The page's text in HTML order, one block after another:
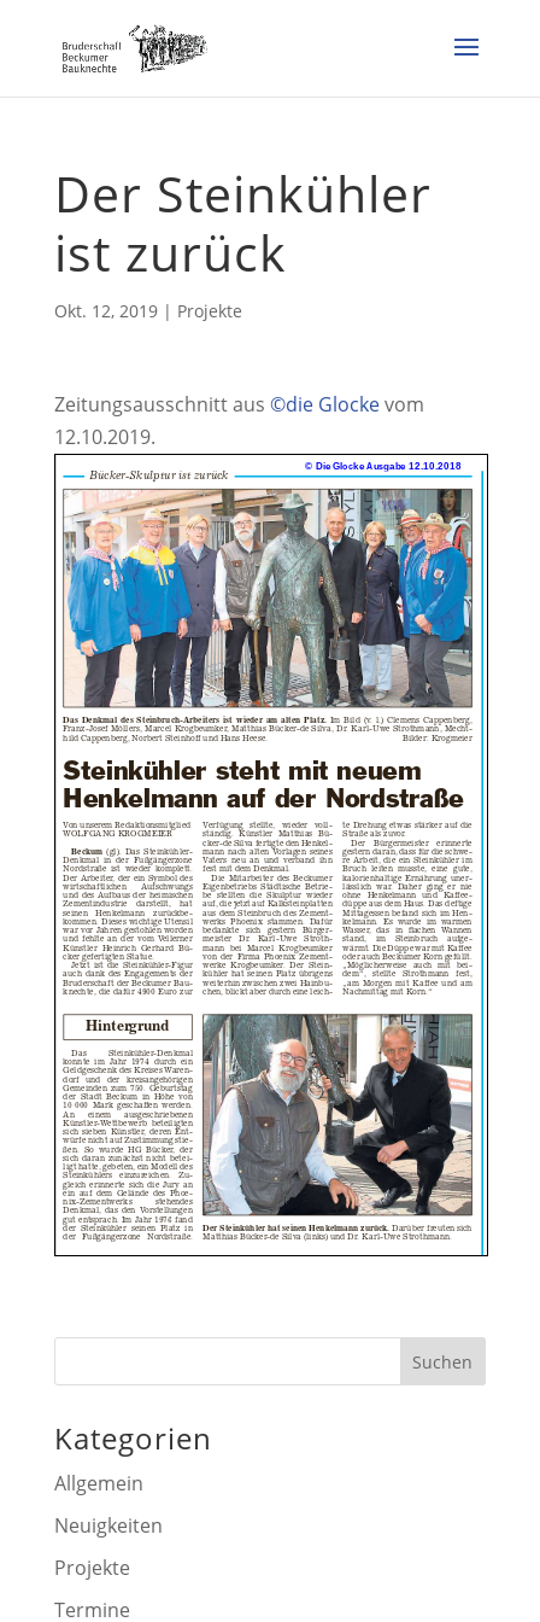
Der Steinkühler
ist zurück
Okt. 12, 2019| Projekte
Zeitungsausschnitt aus ©die Glockevom
12.10.2019.
Kategorien
Allgemein
Neuigkeiten
Projekte
Termine